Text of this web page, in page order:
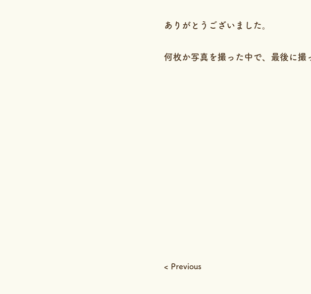
ありがとうございました。
何枚か写真を撮った中で、最後に撮
< Previous